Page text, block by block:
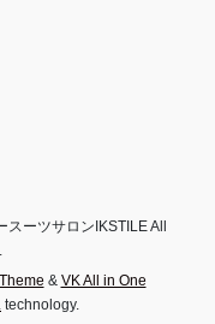
ーツサロンIKSTILE All
& VK All in One
technology.